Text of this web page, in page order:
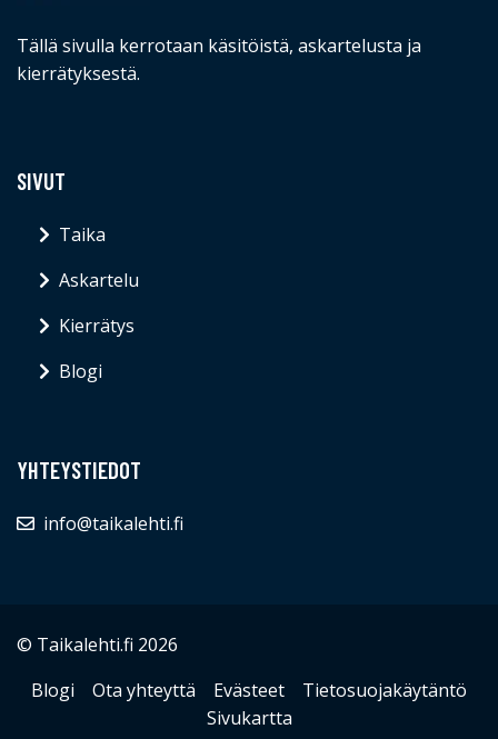
Tällä sivulla kerrotaan käsitöistä, askartelusta ja
kierrätyksestä.
SIVUT
Taika
Askartelu
Kierrätys
Blogi
YHTEYSTIEDOT
info@taikalehti.fi
© Taikalehti.fi 2026
Blogi
Ota yhteyttä Evästeet
Tietosuojakäytäntö
Sivukartta